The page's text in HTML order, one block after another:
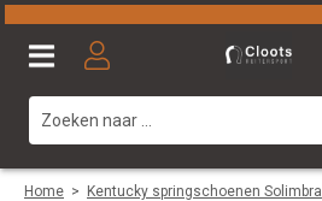
Home > Kentucky springschoenen Solimbra